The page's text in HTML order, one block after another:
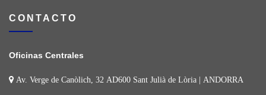
CONTACTO
Oficinas Centrales
Av. Verge de Canòlich, 32 AD600 Sant Julià de Lòria | ANDORRA